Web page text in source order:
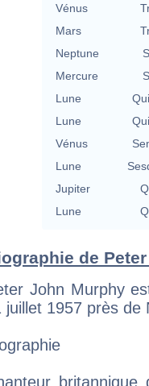
Vénus
Mars
Neptune
Mercure
Lune
Lune
Vénus
Lune
Jupiter
Lune
de
John Murphy
juillet 1957 près